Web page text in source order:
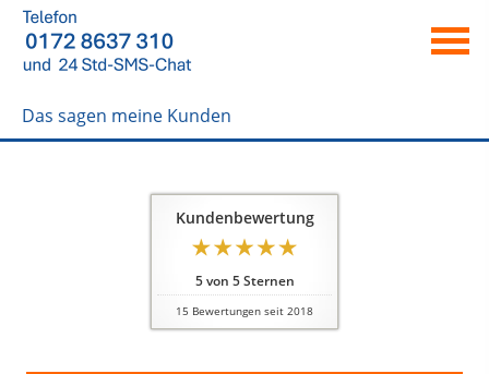
Das sagen meine Kunden
Kundenbewertung
5von 5Sternen
15 Bewertungen seit 2018